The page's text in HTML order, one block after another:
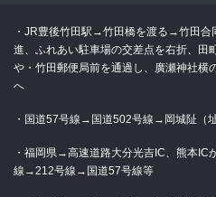
・JR豊後竹田駅→竹田橋を渡る→竹田合
進、ふれあい駐車場の交差点を右折、田
や・竹田郵便局前を通過し、廣瀬神社横
へ
・国道57号線→国道502号線→岡城阯（
・福岡県→高速道路大分光吉IC、熊本IC
線→212号線→国道57号線等